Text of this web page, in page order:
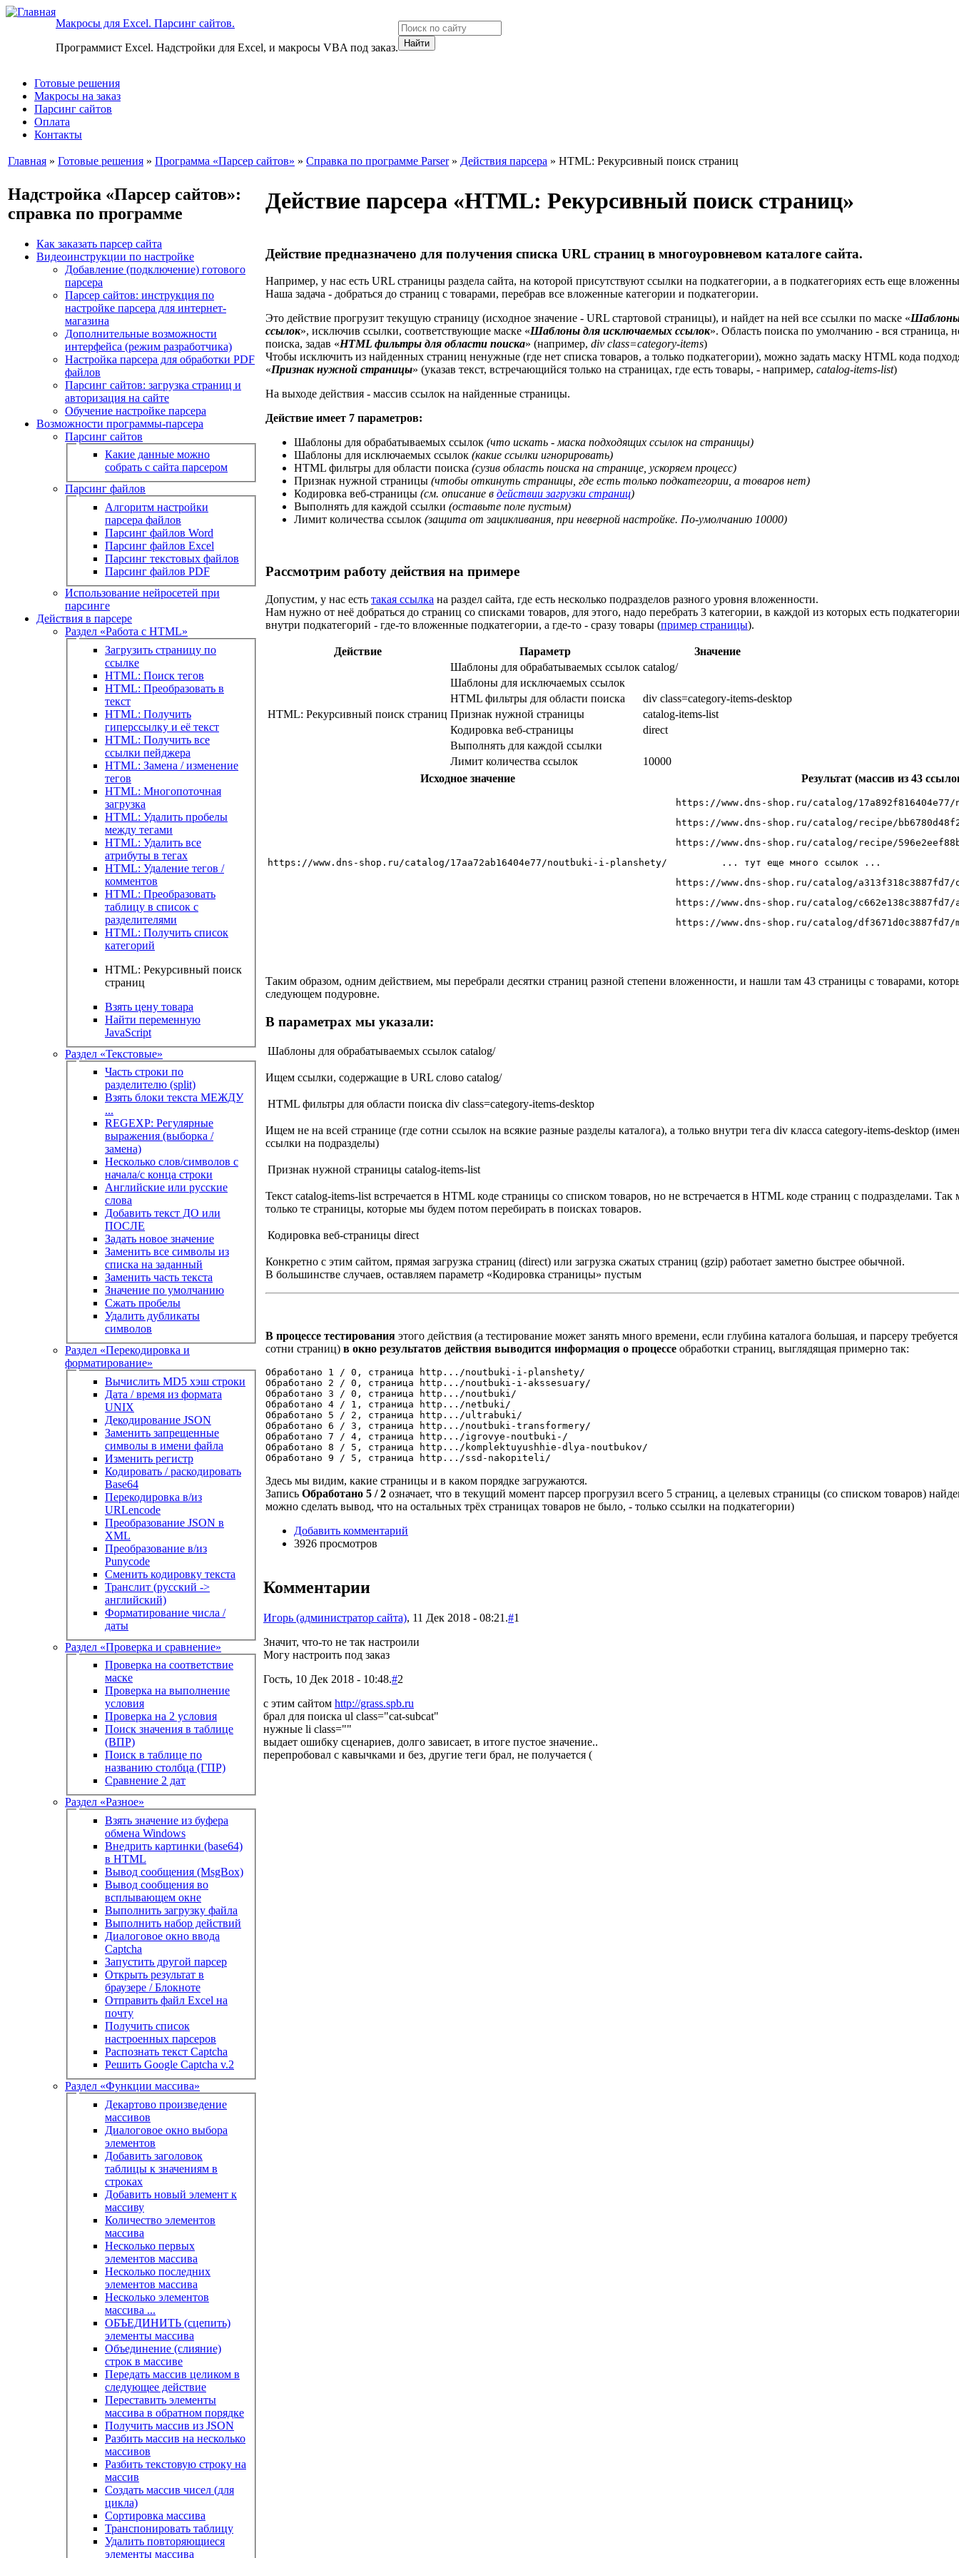
Макросы для Excel. Парсинг сайтов.
Программист Excel. Надстройки для Excel, и макросы VBA под заказ.
Готовые решения
Макросы на заказ
Парсинг сайтов
Оплата
Контакты
Главная » Готовые решения » Программа «Парсер сайтов» » Справка по программе Parser» Действия парсера » HTML: Рекурсивный поиск страниц
Надстройка «Парсер сайтов»:
справка по программе
Как заказать парсер сайта
Видеоинструкции по настройке
Добавление (подключение) готового
парсера
Парсер сайтов: инструкция по
настройке парсера для интернет-
магазина
Дополнительные возможности
интерфейса (режим разработчика)
Настройка парсера для обработки PDF
файлов
Парсинг сайтов: загрузка страниц и
авторизация на сайте
Обучение настройке парсера
Возможности программы-парсера
Парсинг сайтов
Какие данные можно
собрать с сайта парсером
Парсинг файлов
Алгоритм настройки
парсера файлов
Парсинг файлов Word
Парсинг файлов Excel
Парсинг текстовых файлов
Парсинг файлов PDF
Использование нейросетей при
парсинге
Действия в парсере
Раздел «Работа с HTML»
Загрузить страницу по
ссылке
HTML: Поиск тегов
HTML: Преобразовать в
текст
HTML: Получить
гиперссылку и её текст
HTML: Получить все
ссылки пейджера
HTML: Замена / изменение
тегов
HTML: Многопоточная
загрузка
HTML: Удалить пробелы
между тегами
HTML: Удалить все
атрибуты в тегах
HTML: Удаление тегов /
комментов
HTML: Преобразовать
таблицу в список с
разделителями
HTML: Получить список
категорий
HTML: Рекурсивный поиск
страниц
Взять цену товара
Найти переменную
JavaScript
Раздел «Текстовые»
Часть строки по
разделителю (split)
Взять блоки текста МЕЖДУ
...
REGEXP: Регулярные
выражения (выборка /
замена)
Несколько слов/символов с
начала/с конца строки
Английские или русские
слова
Добавить текст ДО или
ПОСЛЕ
Задать новое значение
Заменить все символы из
списка на заданный
Заменить часть текста
Значение по умолчанию
Сжать пробелы
Удалить дубликаты
символов
Раздел «Перекодировка и
форматирование»
Вычислить MD5 хэш строки
Дата / время из формата
UNIX
Декодирование JSON
Заменить запрещенные
символы в имени файла
Изменить регистр
Кодировать / раскодировать
Base64
Перекодировка в/из
URLencode
Преобразование JSON в
XML
Преобразование в/из
Punycode
Сменить кодировку текста
Транслит (русский ->
английский)
Форматирование числа /
даты
Раздел «Проверка и сравнение»
Проверка на соответствие
маске
Проверка на выполнение
условия
Проверка на 2 условия
Поиск значения в таблице
(ВПР)
Поиск в таблице по
названию столбца (ГПР)
Сравнение 2 дат
Раздел «Разное»
Взять значение из буфера
обмена Windows
Внедрить картинки (base64)
в HTML
Вывод сообщения (MsgBox)
Вывод сообщения во
всплывающем окне
Выполнить загрузку файла
Выполнить набор действий
Диалоговое окно ввода
Captcha
Запустить другой парсер
Открыть результат в
браузере / Блокноте
Отправить файл Excel на
почту
Получить список
настроенных парсеров
Распознать текст Captcha
Решить Google Captcha v.2
Раздел «Функции массива»
Декартово произведение
массивов
Диалоговое окно выбора
элементов
Добавить заголовок
таблицы к значениям в
строках
Добавить новый элемент к
массиву
Количество элементов
массива
Несколько первых
элементов массива
Несколько последних
элементов массива
Несколько элементов
массива ...
ОБЪЕДИНИТЬ (сцепить)
элементы массива
Объединение (слияние)
строк в массиве
Передать массив целиком в
следующее действие
Переставить элементы
массива в обратном порядке
Получить массив из JSON
Разбить массив на несколько
массивов
Разбить текстовую строку на
массив
Создать массив чисел (для
цикла)
Сортировка массива
Транспонировать таблицу
Удалить повторяющиеся
элементы массива
Действие парсера «HTML: Рекурсивный поиск страниц»
Действие предназначено для получения списка URL страниц в многоуровневом каталоге сайта.
Например, у нас есть URL страницы раздела сайта, на которой присутствуют ссылки на подкатегории, а в подкатегориях есть еще
Наша задача - добраться до страниц с товарами, перебрав все вложенные категории и подкатегории.
Это действие прогрузит текущую страницу (исходное значение - URL стартовой страницы), и найдет на ней все ссылки по маске «Шаблоны
ссылок», исключив ссылки, соответствующие маске «Шаблоны для исключаемых ссылок». Область поиска по умолчанию - вся страница,
поиска, задав «HTML фильтры для области поиска» (например, div class=category-items)
Чтобы исключить из найденных страниц ненужные (где нет списка товаров, а только подкатегории), можно задать маску HTML кода
«Признак нужной страницы» (указав текст, встречающийся только на страницах, где есть товары, - например, catalog-items-list)
На выходе действия - массив ссылок на найденные страницы.
Действие имеет 7 параметров:
Шаблоны для обрабатываемых ссылок (что искать - маска подходящих ссылок на страницы)
Шаблоны для исключаемых ссылок (какие ссылки игнорировать)
HTML фильтры для области поиска (сузив область поиска на странице, ускоряем процесс)
Признак нужной страницы (чтобы откинуть страницы, где есть только подкатегории, а товаров нет)
Кодировка веб-страницы (см. описание в действии загрузки страниц)
Выполнять для каждой ссылки (оставьте поле пустым)
Лимит количества ссылок (защита от зацикливания, при неверной настройке. По-умолчанию 10000)
Рассмотрим работу действия на примере
Допустим, у нас есть такая ссылка на раздел сайта, где есть несколько подразделов разного уровня вложенности.
Нам нужно от неё добраться до страниц со списками товаров, для этого, надо перебрать 3 категории, в каждой из которых есть
внутри подкатегорий - где-то вложенные подкатегории, а где-то - сразу товары (пример страницы).
Действие Параметр Значение
HTML: Рекурсивный поиск страниц
Шаблоны для обрабатываемых ссылок catalog/
Шаблоны для исключаемых ссылок
HTML фильтры для области поиска
div class=category-items-desktop
Признак нужной страницы
catalog-items-list
Кодировка веб-страницы
direct
Выполнять для каждой ссылки
Лимит количества ссылок
10000
Исходное значение
Результат (массив из 43
https://www.dns-shop.ru/catalog/17aa72ab16404e77/noutbuki-i-planshety/
https://www.dns-shop.ru/catalog/
https://www.dns-shop.ru/catalog/recipe/
https://www.dns-shop.ru/catalog/recipe/
	... тут еще много ссылок ...
https://www.dns-shop.ru/catalog/
https://www.dns-shop.ru/catalog/
https://www.dns-shop.ru/catalog/
Таким образом, одним действием, мы перебрали десятки страниц разной степени вложенности, и нашли там 43 страницы с товарами,
следующем подуровне.
В параметрах мы указали:
Шаблоны для обрабатываемых ссылок catalog/
Ищем ссылки, содержащие в URL слово catalog/
HTML фильтры для области поиска div class=category-items-desktop
Ищем не на всей странице (где сотни ссылок на всякие разные разделы каталога), а только внутри тега div класса category-items-desktop
ссылки на подразделы)
Признак нужной страницы catalog-items-list
Текст catalog-items-list встречается в HTML коде страницы со списком товаров, но не встречается в HTML коде страниц с подразделами. Так
только те страницы, которые мы будем потом перебирать в поисках товаров.
Кодировка веб-страницы direct
Конкретно с этим сайтом, прямая загрузка страниц (direct) или загрузка сжатых страниц (gzip) работает заметно быстрее обычной.
В большинстве случаев, оставляем параметр «Кодировка страницы» пустым
В процессе тестирования этого действия (а тестирование может занять много времени, если глубина каталога большая, и парсеру
сотни страниц) в окно результатов действия выводится информация о процессе обработки страниц, выглядящая примерно так:
Обработано 1 / 0, страница http.../noutbuki-i-planshety/
Обработано 2 / 0, страница http.../noutbuki-i-akssesuary/
Обработано 3 / 0, страница http.../noutbuki/
Обработано 4 / 1, страница http.../netbuki/
Обработано 5 / 2, страница http.../ultrabuki/
Обработано 6 / 3, страница http.../noutbuki-transformery/
Обработано 7 / 4, страница http.../igrovye-noutbuki-/
Обработано 8 / 5, страница http.../komplektuyushhie-dlya-noutbukov/
Обработано 9 / 5, страница http.../ssd-nakopiteli/
Здесь мы видим, какие страницы и в каком порядке загружаются.
Запись Обработано 5 / 2 означает, что в текущий момент парсер прогрузил всего 5 страниц, а целевых страницы (со списком товаров)
можно сделать вывод, что на остальных трёх страницах товаров не было, - только ссылки на подкатегории)
Добавить комментарий
3926 просмотров
Комментарии
Игорь (администратор сайта), 11 Дек 2018 - 08:21.#1
Значит, что-то не так настроили
Могу настроить под заказ
Гость, 10 Дек 2018 - 10:48.#2
с этим сайтом http://grass.spb.ru
брал для поиска ul class="cat-subcat"
нужные li class=""
выдает ошибку сценариев, долго зависает, в итоге пустое значение..
перепробовал с кавычками и без, другие теги брал, не получается (